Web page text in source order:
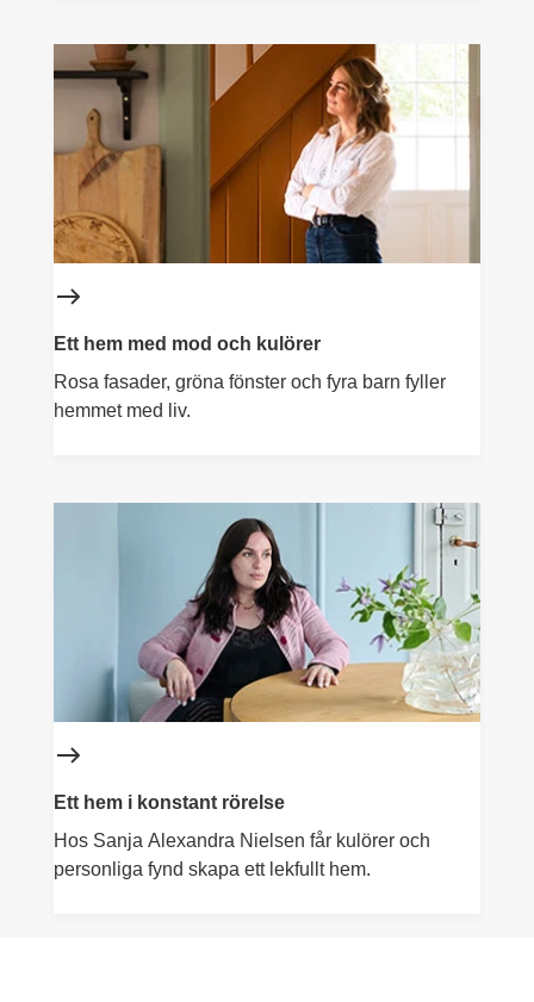
Ett hem med mod och kulörer
Rosa fasader, gröna fönster och fyra barn fyller
hemmet med liv.
Ett hem i konstant rörelse
Hos Sanja Alexandra Nielsen får kulörer och
personliga fynd skapa ett lekfullt hem.